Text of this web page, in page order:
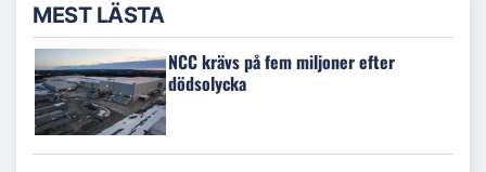
MEST LÄSTA
NCC krävs på fem miljoner efter
dödsolycka